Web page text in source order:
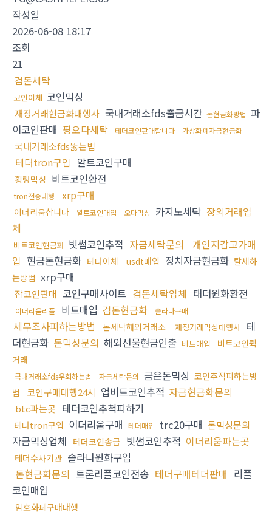
작성일
2026-06-08 18:17
조회
21
검돈세탁
코인이체 코인믹싱
재정거래현금화대행사 국내거래소fds출금시간 돈현금화방법 파
이코인판매 핑오다세탁 테더코인판매합니다 가상화폐자금현금화
국내거래소fds뚫는법
테더tron구입 알트코인구매
횡령믹싱 비트코인환전
tron전송대행 xrp구매
이더리움삽니다 알트코인매입 오다믹싱 카지노세탁 장외거래업
체
비트코인현금화 빗썸코인추적 자금세탁문의
개인지갑고가매
입 현금돈현금화 테더이체 usdt매입 정치자금현금화 탈세하
는방법 xrp구매
잡코인판매 코인구매사이트 검돈세탁업체 태더원화환전
이더리움리플 비트매입 검돈현금화 솔라나구매
세무조사피하는방법 돈세탁해외거래소 재정거래믹싱대행사 테
더현금화 돈믹싱문의 해외선물현금인출 비트매입
비트코인퀵
거래
국내거래소fds우회하는법 자금세탁문의 금은돈믹싱 코인추적피하는방
법
코인구매대행24시 업비트코인추적 자금현금화문의
btc파는곳 테더코인추척피하기
테더tron구입 이더리움구매 테더매입 trc20구매 돈믹싱문의
자금믹싱업체 테더코인송금 빗썸코인추적 이더리움파는곳
테더수사기관 솔라나원화구입
돈현금화문의 트론리플코인전송 테더구매테더판매 리플
코인매입
암호화폐구매대행